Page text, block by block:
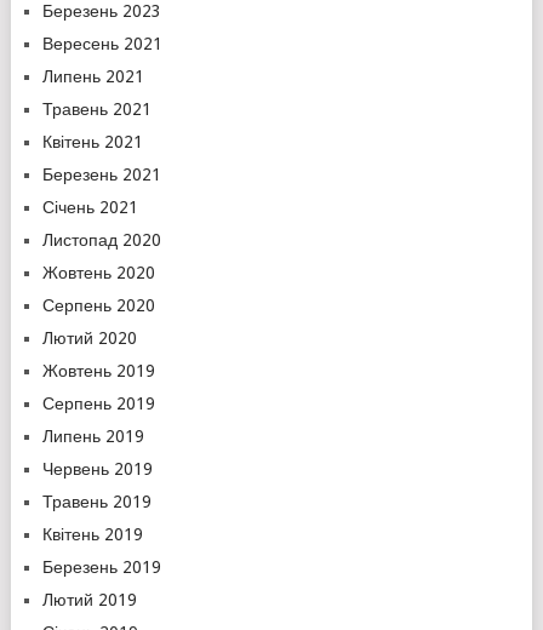
Березень 2023
Вересень 2021
Липень 2021
Травень 2021
Квітень 2021
Березень 2021
Січень 2021
Листопад 2020
Жовтень 2020
Серпень 2020
Лютий 2020
Жовтень 2019
Серпень 2019
Липень 2019
Червень 2019
Травень 2019
Квітень 2019
Березень 2019
Лютий 2019